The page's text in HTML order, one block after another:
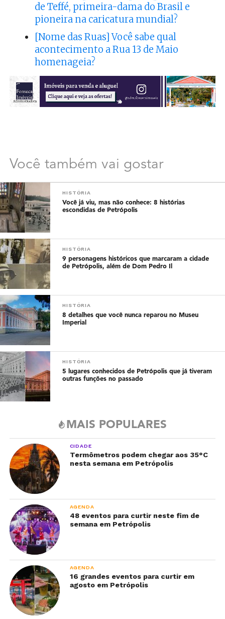
de Teffé, primeira-dama do Brasil e
pioneira na caricatura mundial?
[Nome das Ruas] Você sabe qual
acontecimento a Rua 13 de Maio
homenageia?
Você também vai gostar
HISTÓRIA
Você já viu, mas não conhece: 8 histórias
escondidas de Petrópolis
HISTÓRIA
9 personagens históricos que marcaram a cidade
de Petrópolis, além de Dom Pedro Il
HISTÓRIA
8 detalhes que você nunca reparou no Museu
Imperial
HISTÓRIA
5 lugares conhecidos de Petrópolis que já tiveram
outras funções no passado
MAIS POPULARES
CIDADE
Termômetros podem chegar aos 35°C
nesta semana em Petrópolis
AGENDA
48 eventos para curtir neste fim de
semana em Petrópolis
AGENDA
16 grandes eventos para curtir em
agosto em Petrópolis